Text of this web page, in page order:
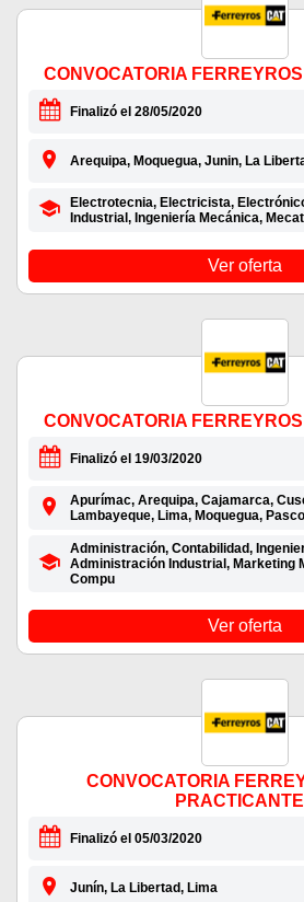
CONVOCATORIA
Finalizó el 28/05/2020
Arequipa, Moquegua, Junin, La
Electrotecnia, Electricista,
Industrial, Ingeniería Mecánica,
Ver oferta
CONVOCATORIA
Finalizó el 19/03/2020
Apurímac, Arequipa, Cajamarca,
Lambayeque, Lima, Moquegua, Pasco
Administración, Contabilidad,
Administración Industrial, Marketing
Compu
Ver oferta
CONVOCATORIA
Finalizó el 05/03/2020
Junín, La Libertad, Lima